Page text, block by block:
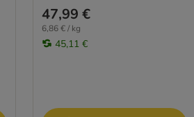
47,99 €
6,86 € / kg
45,11 €